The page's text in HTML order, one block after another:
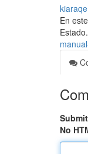
En
No